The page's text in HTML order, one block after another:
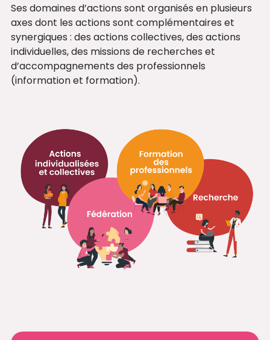
Ses domaines d’actions sont organisés en plusieurs
axes dont les actions sont complémentaires et
synergiques : des actions collectives, des actions
individuelles, des missions de recherches et
d’accompagnements des professionnels
(information et formation).